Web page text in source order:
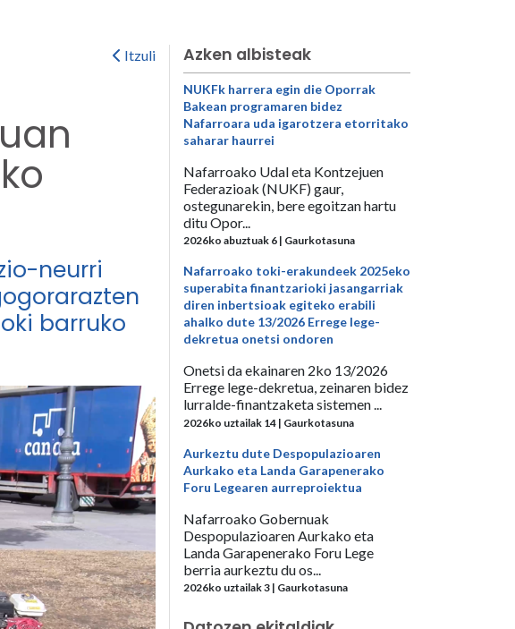
Itzuli
neurri
barruko
Azken albisteak
NUKFk harrera egin die Oporrak
Bakean programaren bidez
Nafarroara uda igarotzera etorritako
saharar haurrei
Nafarroako Udal eta Kontzejuen
Federazioak (NUKF) gaur,
ostegunarekin, bere egoitzan hartu
ditu Opor...
2026ko abuztuak 6 | Gaurkotasuna
Nafarroako toki-erakundeek 2025eko
superabita finantzarioki jasangarriak
diren inbertsioak egiteko erabili
ahalko dute 13/2026 Errege lege-
dekretua onetsi ondoren
Onetsi da ekainaren 2ko 13/2026
Errege lege-dekretua, zeinaren bidez
lurralde-finantzaketa sistemen ...
2026ko uztailak 14 | Gaurkotasuna
Aurkeztu dute Despopulazioaren
Aurkako eta Landa Garapenerako
Foru Legearen aurreproiektua
Nafarroako Gobernuak
Despopulazioaren Aurkako eta
Landa Garapenerako Foru Lege
berria aurkeztu du os...
2026ko uztailak 3 | Gaurkotasuna